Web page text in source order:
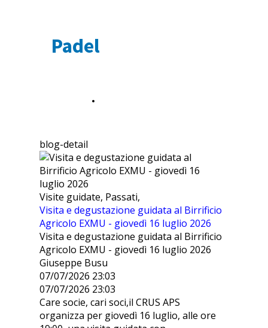
Padel
blog-detail
Visite guidate, Passati,
Visita e degustazione guidata al Birrificio
Agricolo EXMU - giovedì 16 luglio 2026
Visita e degustazione guidata al Birrificio
Agricolo EXMU - giovedì 16 luglio 2026
Giuseppe Busu
07/07/2026 23:03
07/07/2026 23:03
Care socie, cari soci,il CRUS APS
organizza per giovedì 16 luglio, alle ore